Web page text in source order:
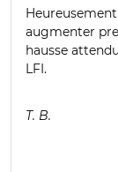
augmenter
hausse
LFI.
T. B.